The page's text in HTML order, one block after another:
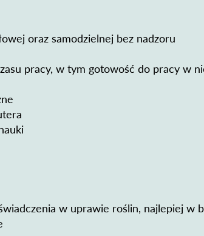
oraz samodzielnej bez nadzoru
pracy, w tym gotowość do pracy w
w uprawie roślin, najlepiej w